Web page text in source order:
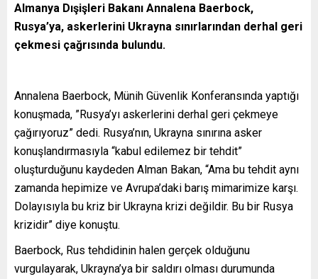
Almanya Dışişleri Bakanı Annalena Baerbock,
Rusya’ya, askerlerini Ukrayna sınırlarından derhal geri
çekmesi çağrısında bulundu.
Annalena Baerbock, Münih Güvenlik Konferansında yaptığı
konuşmada, ”Rusya’yı askerlerini derhal geri çekmeye
çağırıyoruz” dedi. Rusya’nın, Ukrayna sınırına asker
konuşlandırmasıyla “kabul edilemez bir tehdit”
oluşturduğunu kaydeden Alman Bakan, “Ama bu tehdit aynı
zamanda hepimize ve Avrupa’daki barış mimarimize karşı.
Dolayısıyla bu kriz bir Ukrayna krizi değildir. Bu bir Rusya
krizidir” diye konuştu.
Baerbock, Rus tehdidinin halen gerçek olduğunu
vurgulayarak, Ukrayna’ya bir saldırı olması durumunda